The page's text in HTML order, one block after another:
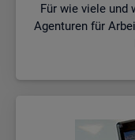
Für wie viele und
Agenturen für